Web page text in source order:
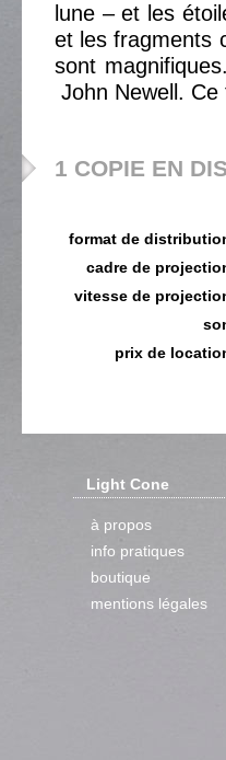
lune – et les
et les fragments
sont
John Newell.
1 COPIE EN
format de
cadre de
vitesse de
prix de
Light Cone
à propos
info pratiques
boutique
mentions légales